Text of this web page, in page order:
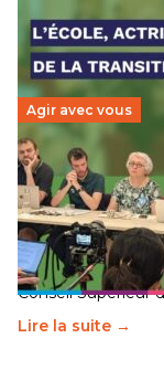
Agir avec vous
Transition
Éducation fait
30 juin 2026-
Pendant plusieurs
travaillé sur la
Conseil Supérieur
Lire la suite →